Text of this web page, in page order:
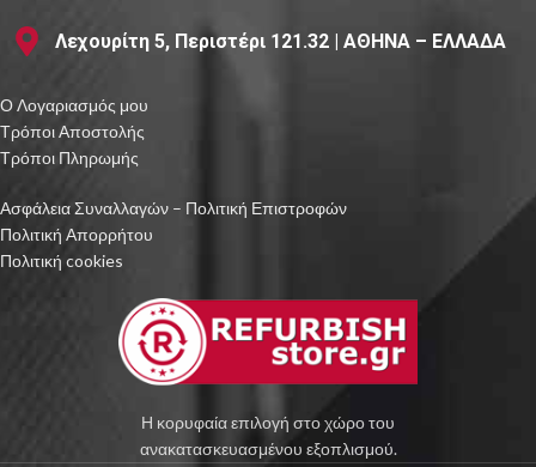
Λεχουρίτη 5, Περιστέρι 121.32 | ΑΘΗΝΑ – ΕΛΛΑΔΑ
Ο Λογαριασμός μου
Τρόποι Αποστολής
Τρόποι Πληρωμής
Ασφάλεια Συναλλαγών – Πολιτική Επιστροφών
Πολιτική Απορρήτου
Πολιτική cookies
Η κορυφαία επιλογή στο χώρο του
ανακατασκευασμένου εξοπλισμού.